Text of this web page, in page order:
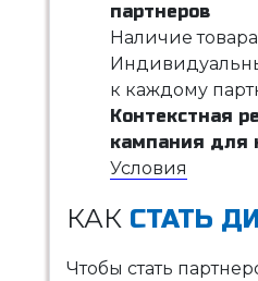
партнеров
Наличие
к каждому
Контекстная
кампания для
Условия
КАК СТАТЬ
Чтобы стать